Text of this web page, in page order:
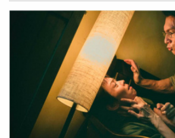
往林口區一間工廠載運回收料時，遭車
材壓傷，造成右大腿骨折及頭部撕裂傷
庚醫院急診處置，所幸意識清醒，目前
處表示，因戴女事發當時是陪同從事資
工廠載運回收料，並未從事工作，初步
分，本案非屬職安法所稱之職業災害，